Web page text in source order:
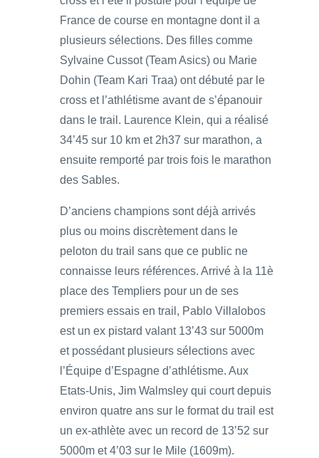
France de course en montagne dont il a
plusieurs sélections. Des filles comme
Sylvaine Cussot (Team Asics) ou Marie
Dohin (Team Kari Traa) ont débuté par le
cross et l’athlétisme avant de s’épanouir
dans le trail. Laurence Klein, qui a réalisé
34’45 sur 10 km et 2h37 sur marathon, a
ensuite remporté par trois fois le marathon
des Sables.
D’anciens champions sont déjà arrivés
plus ou moins discrètement dans le
peloton du trail sans que ce public ne
connaisse leurs références. Arrivé à la 11è
place des Templiers pour un de ses
premiers essais en trail, Pablo Villalobos
est un ex pistard valant 13’43 sur 5000m
et possédant plusieurs sélections avec
l’Équipe d’Espagne d’athlétisme. Aux
Etats-Unis, Jim Walmsley qui court depuis
environ quatre ans sur le format du trail est
un ex-athlète avec un record de 13’52 sur
5000m et 4’03 sur le Mile (1609m).